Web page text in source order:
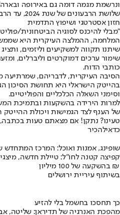
ונרשמת מגמה דומה גם באירופה
שלושת הרבעונים של שנת 2024, עד הרבעון השלישי כולל.
חזון אסטרטגי ושיפוץ התדמית
"מבלי להיכנס לסוגיה הביטחונית/
המלחמה, ההמלצה העיקרית היא
שיתנו תקווה למשקיעים וליזמים, ותציג
שימור ערכים דמוקרטים וליברלים,
כותבי הדוח.
הסיבה העיקרית, לדבריהם, שמרתיעה
בהייטק הישראלי היא תחושת הסיכון
וסימני השאלה הכלכליים והפוליטיים.
למרות הירידה בהשקעות ובתמיכת
של הענף לצד הגמישות ויכולת ההייטק
טעינו? נתקן! אם מצאתם טעות
כדאילהכיר
שופינג, אמנות ואוכל: המרכז המתחדש
קפיצה קטנה לחו"ל: טיילת חדשה,
בהשקעה של 100 מיליון ₪
בשיתוף עיריית ירושלים
כך תחסכו בחשמל בלי להזיע
מהפכת האנרגיה של תדיראן: שליטה,